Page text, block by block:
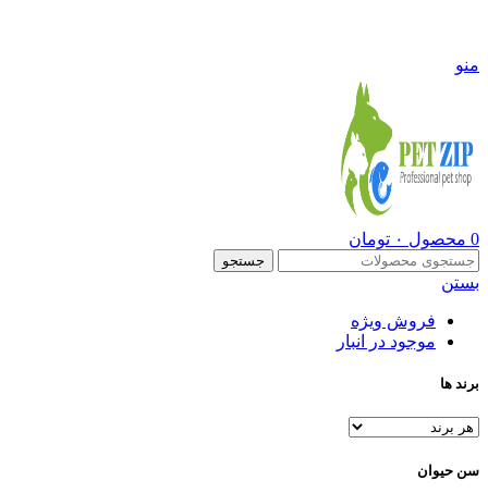
منو
0 محصول ۰ تومان
جستجو
بستن
فروش ویژه
موجود در انبار
برند ها
سن حیوان